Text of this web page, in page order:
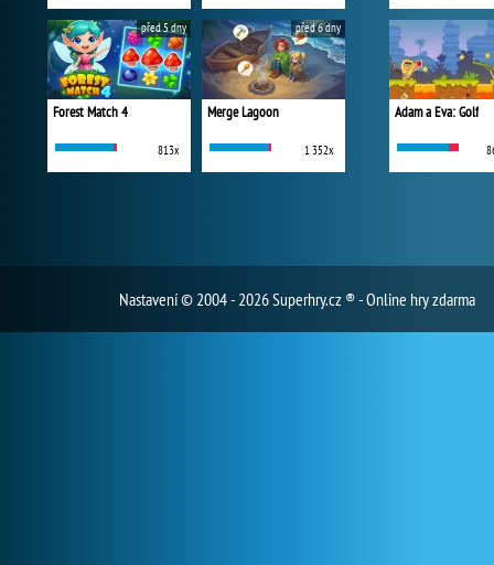
Forest Match 4
813x
před 5 dny
Merge Lagoon
1 352x
před 6 dny
Adam a Eva: Golf
Nastavení© 2004 - 2026 Superhry.cz ® - Online hry zdarma